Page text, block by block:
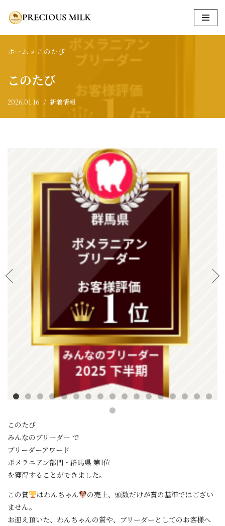
コ
テ
ツ
ス
ホーム » このたび
このたび
2026.01.16 新着情報
このたび
みんなのブリーダー で
ブリーダーアワード
ポメラニアン部門・群馬県 第1位
を獲得することができました。
この賞
はわんちゃん
の売上、頭数だけが賞の基準ではござい
ません。
お迎え頂いた、わんちゃんの質や、ブリーダーとしてのお客様へ